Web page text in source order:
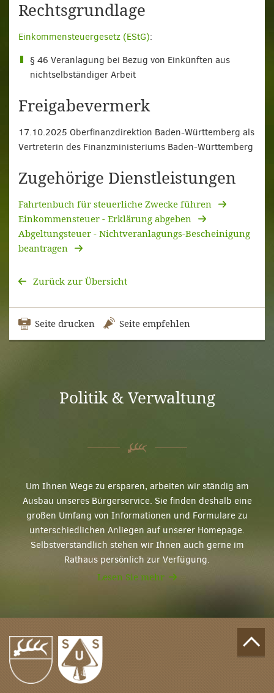
Rechtsgrundlage
Einkommensteuergesetz (EStG):
§ 46 Veranlagung bei Bezug von Einkünften aus
nichtselbständiger Arbeit
Freigabevermerk
17.10.2025 Oberfinanzdirektion Baden-Württemberg als
Vertreterin des Finanzministeriums Baden-Württemberg
Zugehörige Dienstleistungen
Fahrtenbuch für steuerliche Zwecke führen
Einkommensteuer - Erklärung abgeben
Abgeltungsteuer - Nichtveranlagungs-Bescheinigung
beantragen
Zurück zur Übersicht
Seite drucken Seite empfehlen
Politik & Verwaltung
Um Ihnen Wege zu ersparen, arbeiten wir ständig am
Ausbau unseres Bürgerservice. Sie finden deshalb eine
großen Umfang von Informationen und Formulare zu
unterschiedlichen Anliegen auf unserer Homepage.
Selbstverständlich stehen wir Ihnen auch gerne im
Rathaus persönlich zur Verfügung.
Lesen Sie mehr